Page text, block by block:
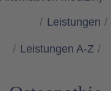
Leistungen
Leistungen A-Z